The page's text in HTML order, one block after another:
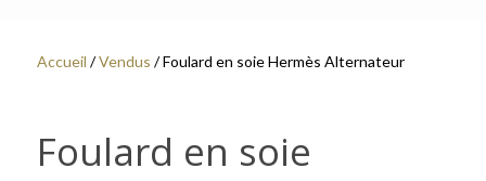
Accueil /Vendus / Foulard en soie Hermès Alternateur
Foulard en soie